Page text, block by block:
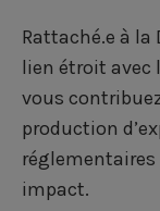
Rattaché.e à la
lien étroit avec
vous
production
impact.